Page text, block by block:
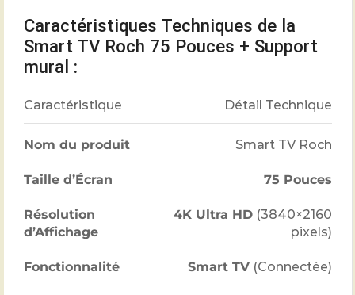
Caractéristiques Techniques de la
Smart TV Roch 75 Pouces + Support
mural :
Caractéristique Détail Technique
Nom du produit Smart TV Roch
Taille d’Écran 75 Pouces
Résolution
d’Affichage
4K Ultra HD (3840×2160
pixels)
Fonctionnalité Smart TV (Connectée)